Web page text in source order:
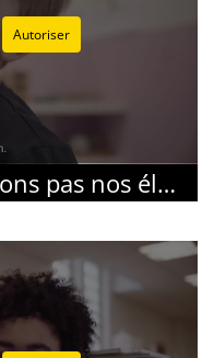
Autoriser
Saint-Marcel : Ne privons pas nos élèves de la joie de leur découverte